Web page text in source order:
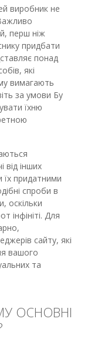
виробник не
перш ніж
придбати
понад
які
вимагають
за умови Бу
їхню
інших
їх придатними
спроби в
оскільки
інфініті. Для
сайту, які
вашого
та
ОСНОВНІ